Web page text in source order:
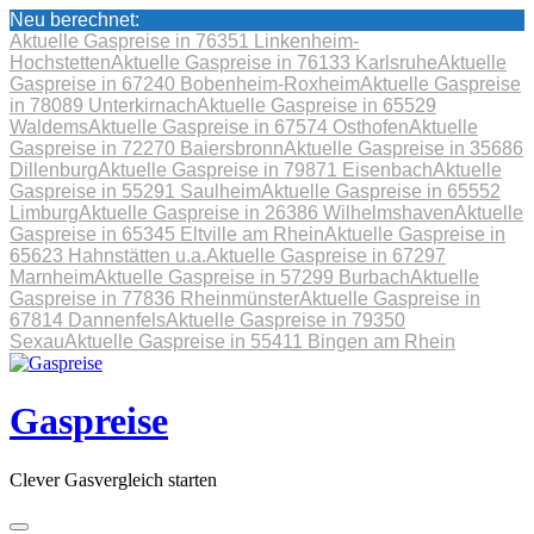
Neu berechnet:
Aktuelle Gaspreise in 76351 Linkenheim-
HochstettenAktuelle Gaspreise in 76133 KarlsruheAktuelle
Gaspreise in 67240 Bobenheim-RoxheimAktuelle Gaspreise
in 78089 UnterkirnachAktuelle Gaspreise in 65529
WaldemsAktuelle Gaspreise in 67574 OsthofenAktuelle
Gaspreise in 72270 BaiersbronnAktuelle Gaspreise in 35686
DillenburgAktuelle Gaspreise in 79871 EisenbachAktuelle
Gaspreise in 55291 SaulheimAktuelle Gaspreise in 65552
LimburgAktuelle Gaspreise in 26386 WilhelmshavenAktuelle
Gaspreise in 65345 Eltville am RheinAktuelle Gaspreise in
65623 Hahnstätten u.a.Aktuelle Gaspreise in 67297
MarnheimAktuelle Gaspreise in 57299 BurbachAktuelle
Gaspreise in 77836 RheinmünsterAktuelle Gaspreise in
67814 DannenfelsAktuelle Gaspreise in 79350
SexauAktuelle Gaspreise in 55411 Bingen am Rhein
Skip
content
Gaspreise
Clever Gasvergleich starten